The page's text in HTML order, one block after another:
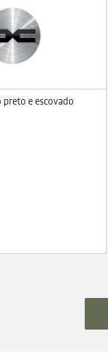
preto e escovado